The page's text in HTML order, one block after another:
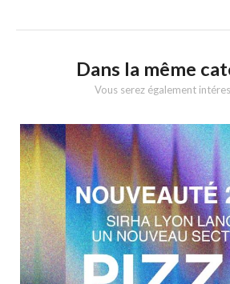
Dans la même
Vous serez également